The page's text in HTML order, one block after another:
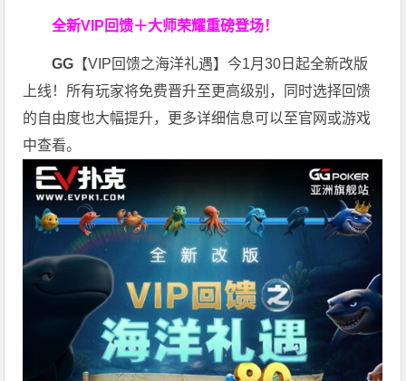
全新VIP回馈＋大师荣耀重磅登场！
GG 【VIP回馈之海洋礼遇】今1月30日起全新改版
上线！所有玩家将免费晋升至更高级别，同时选择回馈
的自由度也大幅提升，更多详细信息可以至官网或游戏
中查看。